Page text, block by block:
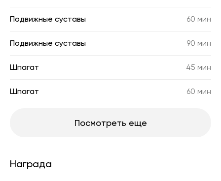
Подвижные суставы 60 мин
Подвижные суставы 90 мин
Шпагат 45 мин
Шпагат 60 мин
Посмотреть еще
Награда